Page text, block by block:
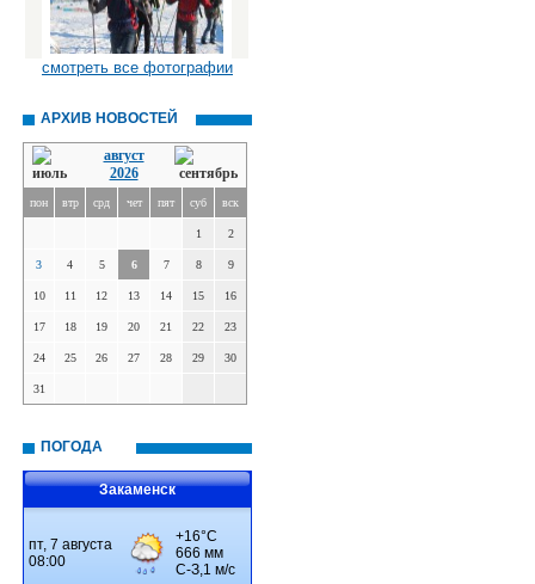
смотреть все фотографии
АРХИВ НОВОСТЕЙ
август
2026
пон втр срд чет пят суб вск
1 2
3 4 5 6 7 8 9
10 11 12 13 14 15 16
17 18 19 20 21 22 23
24 25 26 27 28 29 30
31
ПОГОДА
Закаменск